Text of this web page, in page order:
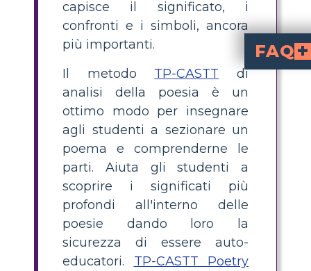
capisce il significato, i
confronti e i simboli, ancora
più importanti.
Il metodo TP-CASTT di
analisi della poesia è un
ottimo modo per insegnare
agli studenti a sezionare un
poema e comprenderne le
parti. Aiuta gli studenti a
scoprire i significati più
profondi all'interno delle
poesie dando loro la
sicurezza di essere auto-
educatori. TP-CASTT Poetry
FAQ